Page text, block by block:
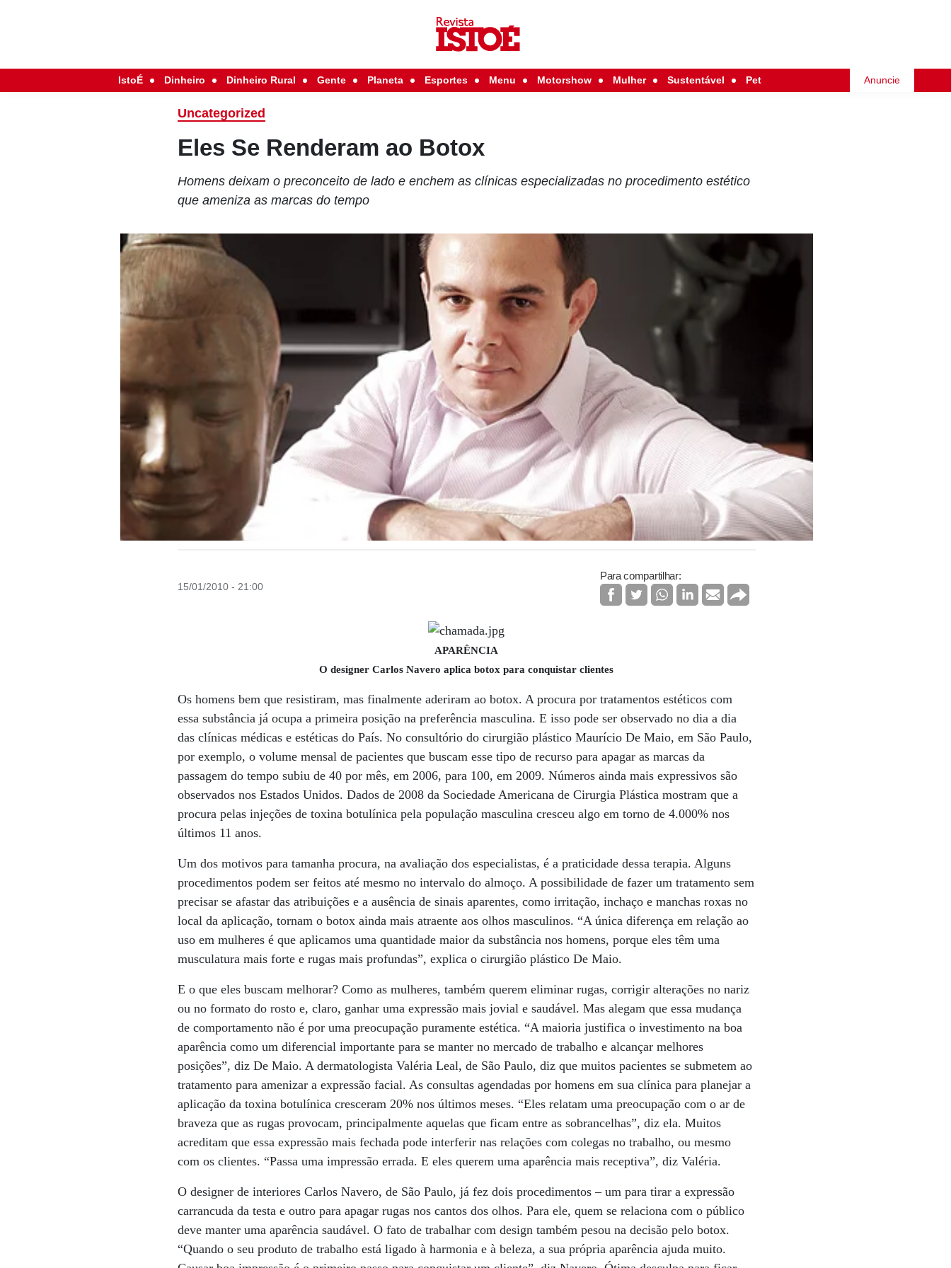
IstoÉ Dinheiro Dinheiro Rural Gente Planeta Esportes Menu Motorshow Mulher Sustentável Pet Anuncie
Uncategorized
Eles Se Renderam ao Botox
Homens deixam o preconceito de lado e enchem as clínicas especializadas no procedimento estético
que ameniza as marcas do tempo
15/01/2010 - 21:00
Para compartilhar:
APARÊNCIA
O designer Carlos Navero aplica botox para conquistar clientes
Os homens bem que resistiram, mas finalmente aderiram ao botox. A procura por tratamentos estéticos com
essa substância já ocupa a primeira posição na preferência masculina. E isso pode ser observado no dia a dia
das clínicas médicas e estéticas do País. No consultório do cirurgião plástico Maurício De Maio, em São Paulo,
por exemplo, o volume mensal de pacientes que buscam esse tipo de recurso para apagar as marcas da
passagem do tempo subiu de 40 por mês, em 2006, para 100, em 2009. Números ainda mais expressivos são
observados nos Estados Unidos. Dados de 2008 da Sociedade Americana de Cirurgia Plástica mostram que a
procura pelas injeções de toxina botulínica pela população masculina cresceu algo em torno de 4.000% nos
últimos 11 anos.
Um dos motivos para tamanha procura, na avaliação dos especialistas, é a praticidade dessa terapia. Alguns
procedimentos podem ser feitos até mesmo no intervalo do almoço. A possibilidade de fazer um tratamento sem
precisar se afastar das atribuições e a ausência de sinais aparentes, como irritação, inchaço e manchas roxas no
local da aplicação, tornam o botox ainda mais atraente aos olhos masculinos. “A única diferença em relação ao
uso em mulheres é que aplicamos uma quantidade maior da substância nos homens, porque eles têm uma
musculatura mais forte e rugas mais profundas”, explica o cirurgião plás­tico De Maio.
E o que eles buscam melhorar? Como as mulheres, também querem eliminar rugas, corrigir alterações no nariz
ou no formato do rosto e, claro, ganhar uma expressão mais jovial e saudável. Mas alegam que essa mudança
de comportamento não é por uma preocupação puramente estética. “A maioria justifica o investimento na boa
aparência como um diferencial importante para se manter no mercado de trabalho e alcançar melhores
posições”, diz De Maio. A dermatologista Valéria Leal, de São Paulo, diz que muitos pacientes se submetem ao
tratamento para amenizar a expressão facial. As consultas agendadas por homens em sua clínica para planejar a
aplicação da toxina botulínica cresceram 20% nos últimos meses. “Eles relatam uma preocupação com o ar de
braveza que as rugas provocam, principalmente aquelas que ficam entre as sobrancelhas”, diz ela. Muitos
acreditam que essa expressão mais fechada pode interferir nas re­lações com colegas no trabalho, ou mesmo
com os clientes. “Passa uma impressão errada. E eles querem uma aparência mais receptiva”, diz Valéria.
O designer de interiores Carlos Navero, de São Paulo, já fez dois procedimentos – um para tirar a expressão
carrancuda da testa e outro para apagar rugas nos cantos dos olhos. Para ele, quem se relaciona com o público
deve manter uma aparência saudável. O fato de trabalhar com design também pesou na decisão pelo botox.
“Quando o seu produto de trabalho está ligado à harmonia e à beleza, a sua própria aparência ajuda muito.